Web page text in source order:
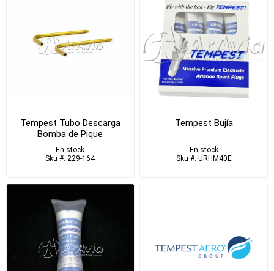
Tempest Tubo Descarga
Bomba de Pique
En stock
Sku #: 229-164
Tempest Bujía
En stock
Sku #: URHM40E